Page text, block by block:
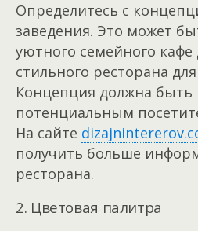
Определитесь с
заведения. Это может
уютного семейного
стильного ресторана
Концепция должна быть
потенциальным
На сайте
получить больше
ресторана.
2. Цветовая палитра